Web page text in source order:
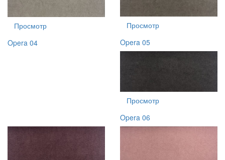
Просмотр
Opera 04
Просмотр
Opera 05
Просмотр
Opera 06